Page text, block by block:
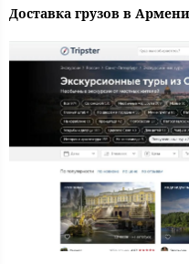
Доставка грузов в